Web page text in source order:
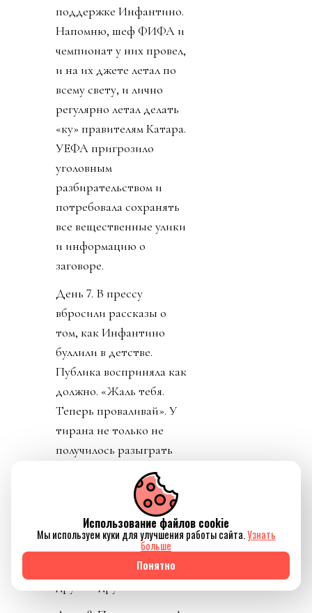
поддержке Инфантино.
Напомню, шеф ФИФА и
чемпионат у них провел,
и на их джете летал по
всему свету, и лично
регулярно летал делать
«ку» правителям Катара.
УЕФА пригрозило
уголовным
разбирательством и
потребовала сохранять
все вещественные улики
и информацию о
заговоре.
День 7. В прессу
вбросили рассказы о
том, как Инфантино
буллили в детстве.
Публика восприняла как
должно. «Жаль тебя.
Теперь проваливай». У
тирана не только не
получилось разыграть
карту жертвы, но и
обнажило тотальный
отрыв диктатора от
реальности. Воистину,
тираны, жулики и
диктаторы так похожи
Использование файлов cookie
Мы используем куки для улучшения работы сайта.Узнать
больше
Понятно